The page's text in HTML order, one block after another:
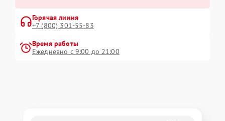
Горячая линия
+7 (800) 301-55-83
Время работы
Ежедневно с 9:00 до 21:00